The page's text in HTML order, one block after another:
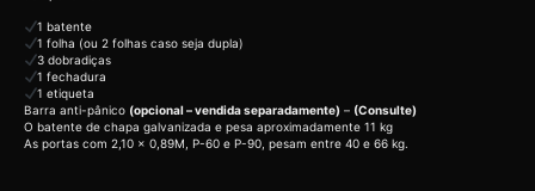
1 batente
1 folha (ou 2 folhas caso seja dupla)
3 dobradiças
1 fechadura
1 etiqueta
Barra anti-pânico (opcional – vendida separadamente) – (Consulte)
O batente de chapa galvanizada e pesa aproximadamente 11 kg
As portas com 2,10 x 0,89M, P-60 e P-90, pesam entre 40 e 66 kg.